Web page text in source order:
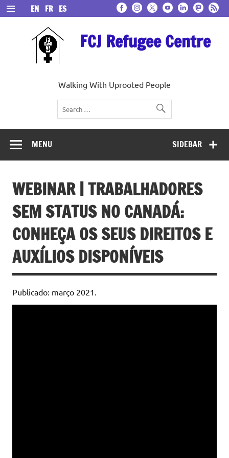
Skip
to
content
FCJ Refugee Centre
Walking With Uprooted People
EN FR ES
SIDEBAR
MENU
WEBINAR | TRABALHADORES
SEM STATUS NO CANADÁ:
CONHEÇA OS SEUS DIREITOS E
AUXÍLIOS DISPONÍVEIS
Publicado: março 2021.